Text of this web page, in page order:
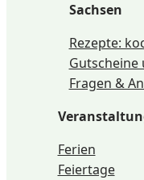
Sachsen
Rezepte:
Gutscheine
Fragen &
Ferien
Feiertage